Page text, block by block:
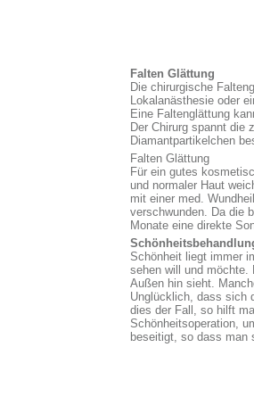
Falten Glättung
Die chirurgische
Lokalanästhesie oder
Eine Faltenglättung
Der Chirurg spannt die
Diamantpartikelchen
Falten Glättung
Für ein gutes
und normaler Haut
mit einer med.
verschwunden. Da die
Monate eine direkte
Schönheit liegt immer
sehen will und
Außen hin sieht.
Unglücklich, dass sich
dies der Fall, so hilft
Schönheitsoperation,
beseitigt, so dass man